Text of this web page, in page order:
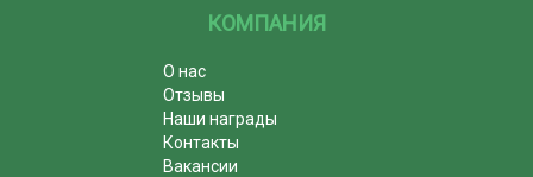
КОМПАНИЯ
О нас
Отзывы
Наши награды
Контакты
Вакансии